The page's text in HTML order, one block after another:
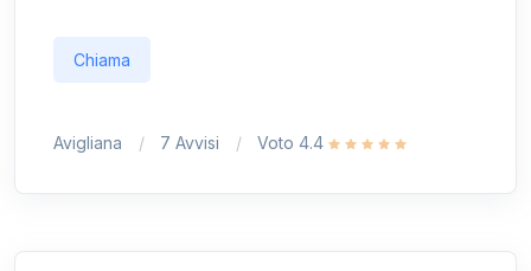
Chiama
Avigliana 7 Avvisi Voto 4.4